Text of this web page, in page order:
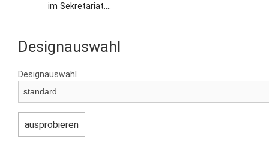
im Sekretariat....
Designauswahl
Designauswahl